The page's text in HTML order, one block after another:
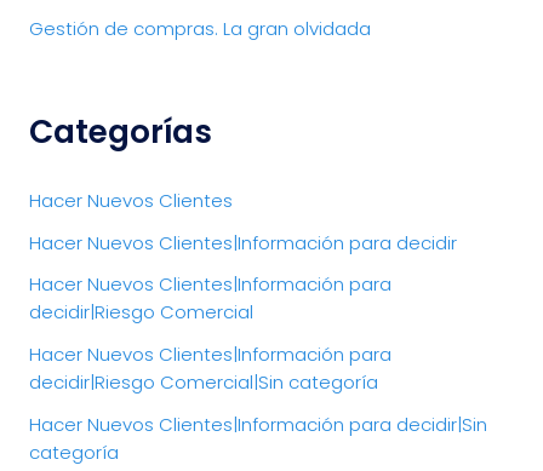
Gestión de compras. La gran olvidada
Categorías
Hacer Nuevos Clientes
Hacer Nuevos Clientes|Información para decidir
Hacer Nuevos Clientes|Información para
decidir|Riesgo Comercial
Hacer Nuevos Clientes|Información para
decidir|Riesgo Comercial|Sin categoría
Hacer Nuevos Clientes|Información para decidir|Sin
categoría